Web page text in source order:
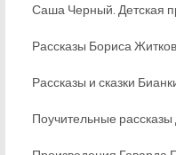
Саша Черный. Детская
Рассказы Бориса
Рассказы и сказки
Поучительные рассказы